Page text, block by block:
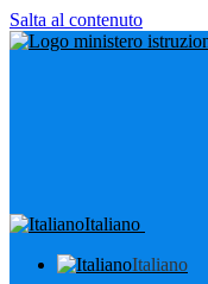
Salta al contenuto
Italiano
Italiano